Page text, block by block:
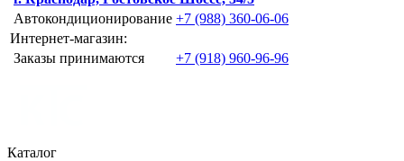
Автокондиционирование +7 (988) 360-06-06
Интернет-магазин:
Заказы принимаются
+7 (918) 960-96-96
Каталог